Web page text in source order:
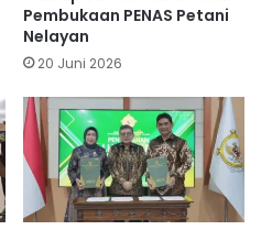
Pembukaan PENAS Petani
Nelayan
20 Juni 2026